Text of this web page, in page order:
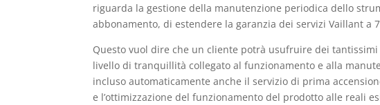
riguarda la gestione della manutenzione periodica dello
abbonamento, di estendere la garanzia dei servizi Vaillant a
Questo vuol dire che un cliente potrà usufruire dei
livello di tranquillità collegato al funzionamento e alla
incluso automaticamente anche il servizio di prima
e l’ottimizzazione del funzionamento del prodotto alle reali